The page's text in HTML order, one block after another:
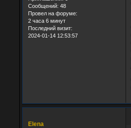
Сообщений: 48
Провел на форуме:
2 часа 6 минут
Последний визит:
2024-01-14 12:53:57
Elena